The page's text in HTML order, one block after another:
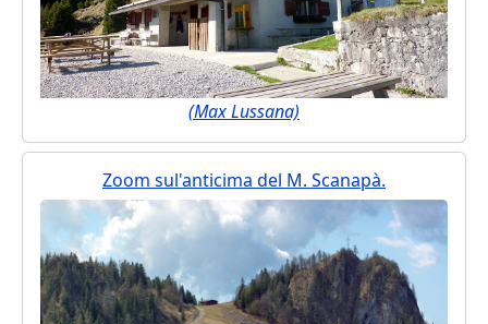
(Max Lussana)
Zoom sul'anticima del M. Scanapà.